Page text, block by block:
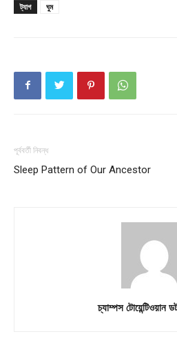
ট্যাগ ঘুম
পূর্ববর্তী নিবন্ধ
Sleep Pattern of Our Ancestor
চ্যাম্পস টোয়েন্টিওয়ান